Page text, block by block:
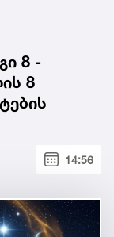
8 -
8
14:56